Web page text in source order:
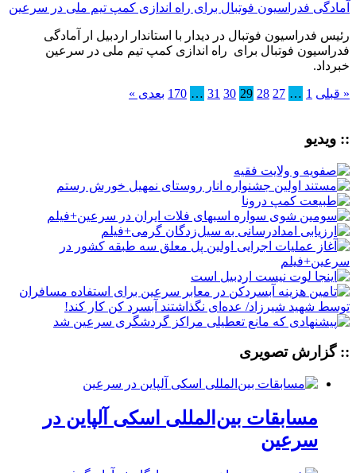
آمادگی فدراسیون فوتبال برای راه اندازی کمپ تیم ملی در سرعین
رئیس فدراسیون فوتبال در دیدار با استاندار اردبیل ار آمادگی
فدراسیون فوتبال برای راه اندازی کمپ تیم ملی در سرعین
خبرداد.
« قبلی 1
…
27
28
29
30
31
…
170 بعدی »
:: ویدیو
:: گزارش تصویری
مسابقات بین‌المللی اسکی آلپاین در
سرعین